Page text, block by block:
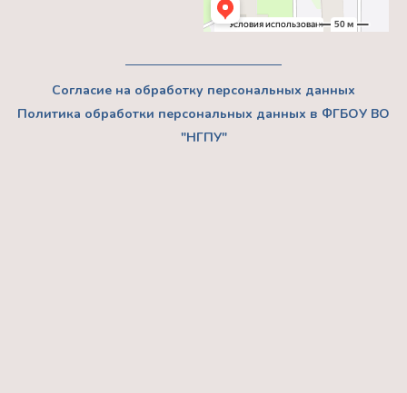
Согласие на обработку персональных данных
Политика обработки персональных данных в ФГБОУ ВО
"НГПУ"